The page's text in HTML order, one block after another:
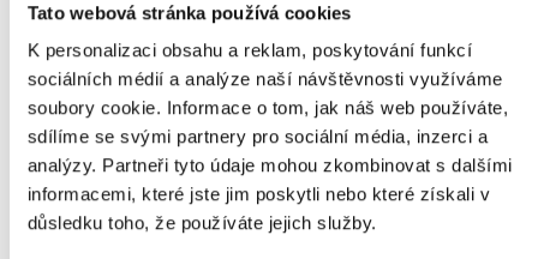
Tato webová stránka používá cookies
K personalizaci obsahu a reklam, poskytování funkcí
sociálních médií a analýze naší návštěvnosti využíváme
soubory cookie. Informace o tom, jak náš web používáte,
sdílíme se svými partnery pro sociální média, inzerci a
analýzy. Partneři tyto údaje mohou zkombinovat s dalšími
informacemi, které jste jim poskytli nebo které získali v
důsledku toho, že používáte jejich služby.
tento bar vyčnívá tím, že zde můžeme
nahlédnout domaďarské, ale také mezinárodní
tradiční pivní výrobya ochutnat více než 20
různých druhů craftového piva. Nabídka se
neustále mění, takže pokud vyjde nějaká
zajímavá novinka, tohle bude rozhodně místo,